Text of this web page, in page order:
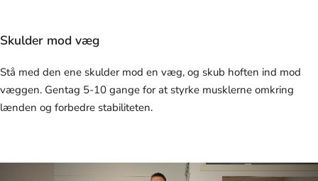
Skulder mod væg
Stå med den ene skulder mod en væg, og skub hoften ind mod
væggen. Gentag 5-10 gange for at styrke musklerne omkring
lænden og forbedre stabiliteten.